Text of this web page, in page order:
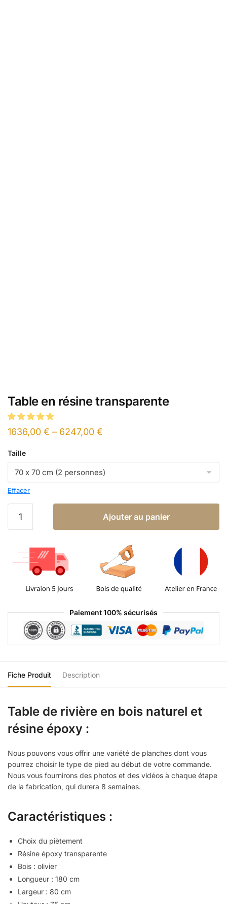
Table en résine transparente
1636,00 € – 6247,00 €
Taille
Effacer
Ajouter au panier
Paiement 100% sécurisés
Fiche Produit Description
Table de rivière en bois naturel et
résine époxy :
Nous pouvons vous offrir une variété de planches dont vous
pourrez choisir le type de pied au début de votre commande.
Nous vous fournirons des photos et des vidéos à chaque étape
de la fabrication, qui durera 8 semaines.
Caractéristiques :
Choix du piètement
Résine époxy transparente
Bois : olivier
Longueur : 180 cm
Largeur : 80 cm